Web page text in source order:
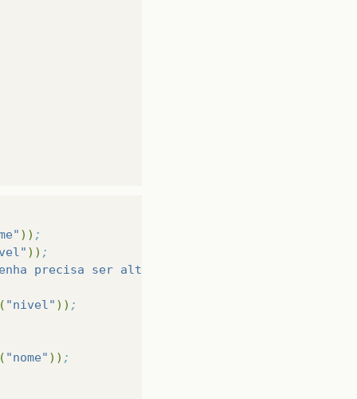
)) ;
)) ;
senha precisa ser alterada, pois perdeu a
( "nivel" )) ;
( "nome" )) ;